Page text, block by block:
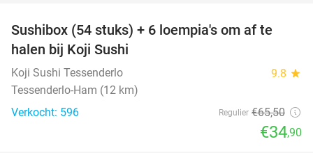
47%
Sushibox (54 stuks) + 6 loempia's om af te
halen bij Koji Sushi
Koji Sushi Tessenderlo 9.8 star
Tessenderlo-Ham (12 km)
Verkocht: 596
Regulier €65,50
€34,90